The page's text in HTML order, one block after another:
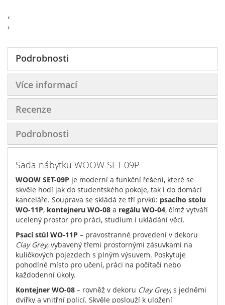
‹
›
Podrobnosti
Více informací
Recenze
Podrobnosti
Sada nábytku WOOW SET-09P
WOOW SET-09P je moderní a funkční řešení, které se
skvěle hodí jak do studentského pokoje, tak i do domácí
kanceláře. Souprava se skládá ze tří prvků: psacího stolu
WO-11P, kontejneru WO-08 a regálu WO-04, čímž vytváří
ucelený prostor pro práci, studium i ukládání věcí.
Psací stůl WO-11P – pravostranné provedení v dekoru
Clay Grey, vybavený třemi prostornými zásuvkami na
kuličkových pojezdech s plným výsuvem. Poskytuje
pohodlné místo pro učení, práci na počítači nebo
každodenní úkoly.
Kontejner WO-08 – rovněž v dekoru Clay Grey, s jedněmi
dvířky a vnitřní policí. Skvěle poslouží k uložení